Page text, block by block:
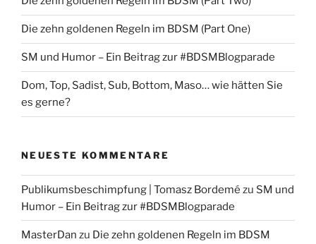
Die zehn goldenen Regeln im BDSM (Part One)
SM und Humor – Ein Beitrag zur #BDSMBlogparade
Dom, Top, Sadist, Sub, Bottom, Maso… wie hätten Sie
es gerne?
NEUESTE KOMMENTARE
Publikumsbeschimpfung | Tomasz Bordemé zu SM und
Humor – Ein Beitrag zur #BDSMBlogparade
MasterDan zu Die zehn goldenen Regeln im BDSM